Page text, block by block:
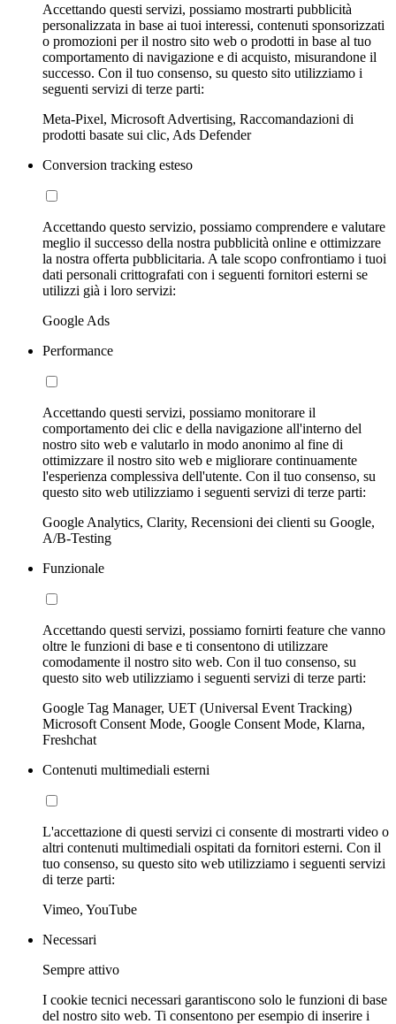
Accettando questi servizi, possiamo mostrarti pubblicità
personalizzata in base ai tuoi interessi, contenuti sponsorizzati
o promozioni per il nostro sito web o prodotti in base al tuo
comportamento di navigazione e di acquisto, misurandone il
successo. Con il tuo consenso, su questo sito utilizziamo i
seguenti servizi di terze parti:
Meta-Pixel, Microsoft Advertising, Raccomandazioni di
prodotti basate sui clic, Ads Defender
Conversion tracking esteso
Accettando questo servizio, possiamo comprendere e valutare
meglio il successo della nostra pubblicità online e ottimizzare
la nostra offerta pubblicitaria. A tale scopo confrontiamo i tuoi
dati personali crittografati con i seguenti fornitori esterni se
utilizzi già i loro servizi:
Google Ads
Performance
Accettando questi servizi, possiamo monitorare il
comportamento dei clic e della navigazione all'interno del
nostro sito web e valutarlo in modo anonimo al fine di
ottimizzare il nostro sito web e migliorare continuamente
l'esperienza complessiva dell'utente. Con il tuo consenso, su
questo sito web utilizziamo i seguenti servizi di terze parti:
Google Analytics, Clarity, Recensioni dei clienti su Google,
A/B-Testing
Funzionale
Accettando questi servizi, possiamo fornirti feature che vanno
oltre le funzioni di base e ti consentono di utilizzare
comodamente il nostro sito web. Con il tuo consenso, su
questo sito web utilizziamo i seguenti servizi di terze parti:
Google Tag Manager, UET (Universal Event Tracking)
Microsoft Consent Mode, Google Consent Mode, Klarna,
Freshchat
Contenuti multimediali esterni
L'accettazione di questi servizi ci consente di mostrarti video o
altri contenuti multimediali ospitati da fornitori esterni. Con il
tuo consenso, su questo sito web utilizziamo i seguenti servizi
di terze parti:
Vimeo, YouTube
Necessari
Sempre attivo
I cookie tecnici necessari garantiscono solo le funzioni di base
del nostro sito web. Ti consentono per esempio di inserire i